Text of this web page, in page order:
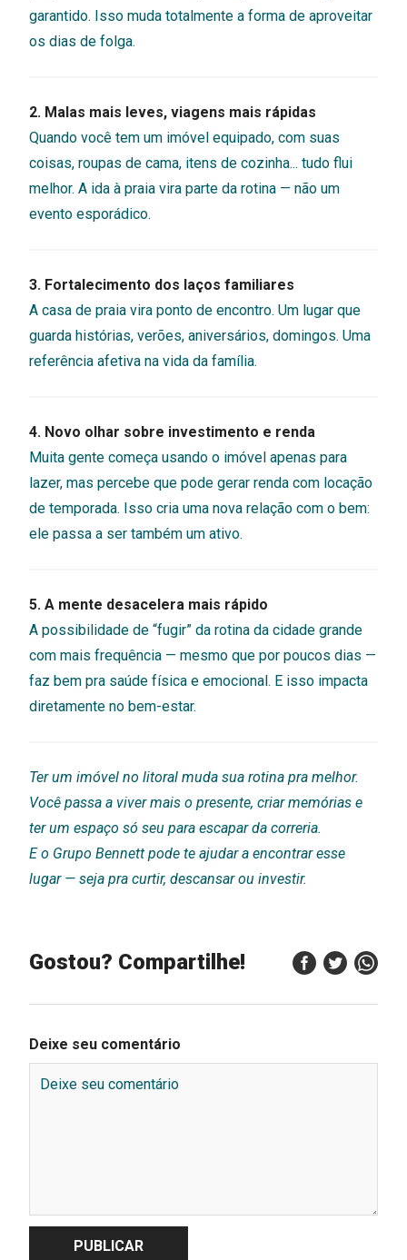
garantido. Isso muda totalmente a forma de aproveitar
os dias de folga.
2. Malas mais leves, viagens mais rápidas
Quando você tem um imóvel equipado, com suas
coisas, roupas de cama, itens de cozinha... tudo flui
melhor. A ida à praia vira parte da rotina — não um
evento esporádico.
3. Fortalecimento dos laços familiares
A casa de praia vira ponto de encontro. Um lugar que
guarda histórias, verões, aniversários, domingos. Uma
referência afetiva na vida da família.
4. Novo olhar sobre investimento e renda
Muita gente começa usando o imóvel apenas para
lazer, mas percebe que pode gerar renda com locação
de temporada. Isso cria uma nova relação com o bem:
ele passa a ser também um ativo.
5. A mente desacelera mais rápido
A possibilidade de “fugir” da rotina da cidade grande
com mais frequência — mesmo que por poucos dias —
faz bem pra saúde física e emocional. E isso impacta
diretamente no bem-estar.
Ter um imóvel no litoral muda sua rotina pra melhor.
Você passa a viver mais o presente, criar memórias e
ter um espaço só seu para escapar da correria.
E o Grupo Bennett pode te ajudar a encontrar esse
lugar — seja pra curtir, descansar ou investir.
Gostou? Compartilhe!
Deixe seu comentário
PUBLICAR